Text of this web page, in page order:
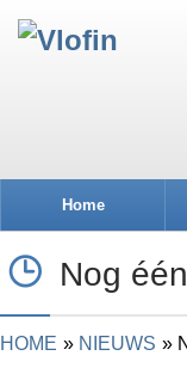
Home
Nog
HOME NIEUWS